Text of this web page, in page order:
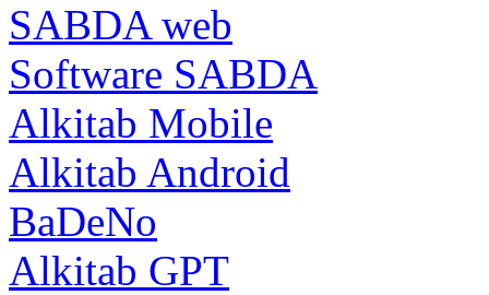
SABDA web
Software SABDA
Alkitab Mobile
Alkitab Android
BaDeNo
Alkitab GPT